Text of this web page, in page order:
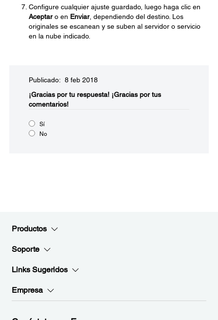
Configure cualquier ajuste guardado, luego haga clic en
Aceptaro en Enviar, dependiendo del destino. Los
originales se escanean y se suben al servidor o servicio
en la nube indicado.
Publicado: 8 feb 2018
¡Gracias por tu respuesta! ¡Gracias por tus
comentarios!
Sí
No
Productos
Soporte
Links Sugeridos
Empresa